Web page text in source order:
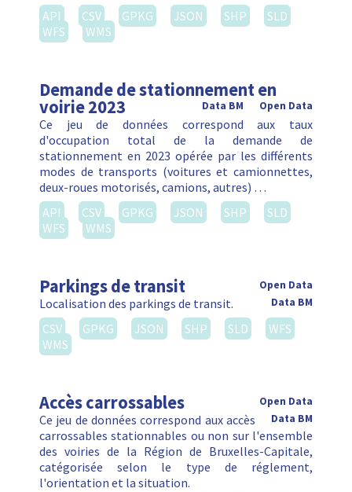
API
CSV GPKG JSON SHP
SLD
WFS
WMS
Demande de stationnement en
voirie 2023 Open Data
Data BM
Ce jeu de données correspond aux taux
d'occupation total de la demande de
stationnement en 2023 opérée par les différents
modes de transports (voitures et camionnettes,
deux-roues motorisés, camions, autres) …
API
CSV GPKG JSON SHP
SLD
WFS
WMS
Parkings de transit
Open Data
Data BM
Localisation des parkings de transit.
CSV
GPKG JSON SHP SLD
WFS
WMS
Accès carrossables
Open Data
Data BM
Ce jeu de données correspond aux accès
carrossables stationnables ou non sur l'ensemble
des voiries de la Région de Bruxelles-Capitale,
catégorisée selon le type de réglement,
l'orientation et la situation.